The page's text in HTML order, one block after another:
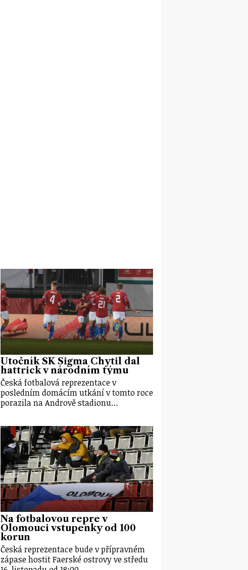
Útočník SK Sigma Chytil dal
hattrick v národním týmu
Česká fotbalová reprezentace v
posledním domácím utkání v tomto roce
porazila na Andrově stadionu…
Na fotbalovou repre v
Olomouci vstupenky od 100
korun
Česká reprezentace bude v přípravném
zápase hostit Faerské ostrovy ve středu